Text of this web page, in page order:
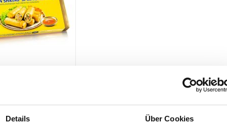
Details Über Cookies
mit Garnelen und
300 g, 12 x 25g